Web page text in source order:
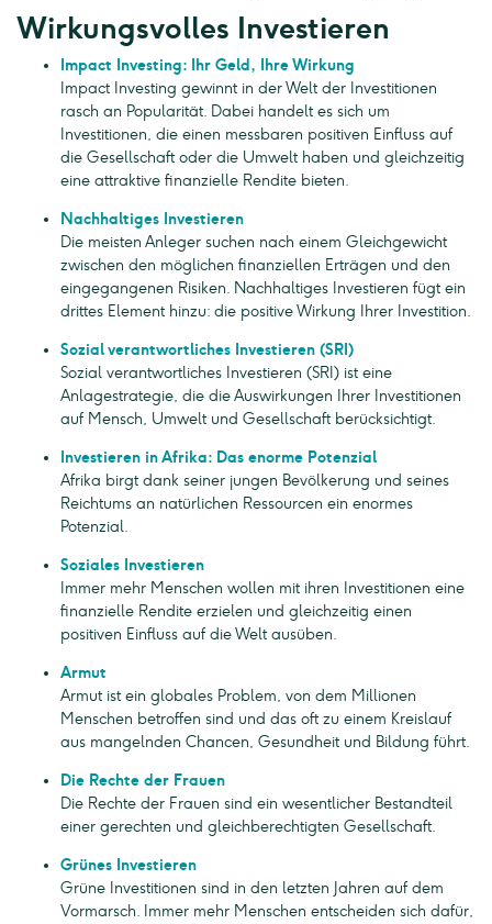
Wirkungsvolles Investieren
Impact Investing: Ihr Geld, Ihre Wirkung
Impact Investing gewinnt in der Welt der Investitionen
rasch an Popularität. Dabei handelt es sich um
Investitionen, die einen messbaren positiven Einfluss auf
die Gesellschaft oder die Umwelt haben und gleichzeitig
eine attraktive finanzielle Rendite bieten.
Nachhaltiges Investieren
Die meisten Anleger suchen nach einem Gleichgewicht
zwischen den möglichen finanziellen Erträgen und den
eingegangenen Risiken. Nachhaltiges Investieren fügt ein
drittes Element hinzu: die positive Wirkung Ihrer Investition.
Sozial verantwortliches Investieren (SRI)
Sozial verantwortliches Investieren (SRI) ist eine
Anlagestrategie, die die Auswirkungen Ihrer Investitionen
auf Mensch, Umwelt und Gesellschaft berücksichtigt.
Investieren in Afrika: Das enorme Potenzial
Afrika birgt dank seiner jungen Bevölkerung und seines
Reichtums an natürlichen Ressourcen ein enormes
Potenzial.
Soziales Investieren
Immer mehr Menschen wollen mit ihren Investitionen eine
finanzielle Rendite erzielen und gleichzeitig einen
positiven Einfluss auf die Welt ausüben.
Armut
Armut ist ein globales Problem, von dem Millionen
Menschen betroffen sind und das oft zu einem Kreislauf
aus mangelnden Chancen, Gesundheit und Bildung führt.
Die Rechte der Frauen
Die Rechte der Frauen sind ein wesentlicher Bestandteil
einer gerechten und gleichberechtigten Gesellschaft.
Grünes Investieren
Grüne Investitionen sind in den letzten Jahren auf dem
Vormarsch. Immer mehr Menschen entscheiden sich dafür,